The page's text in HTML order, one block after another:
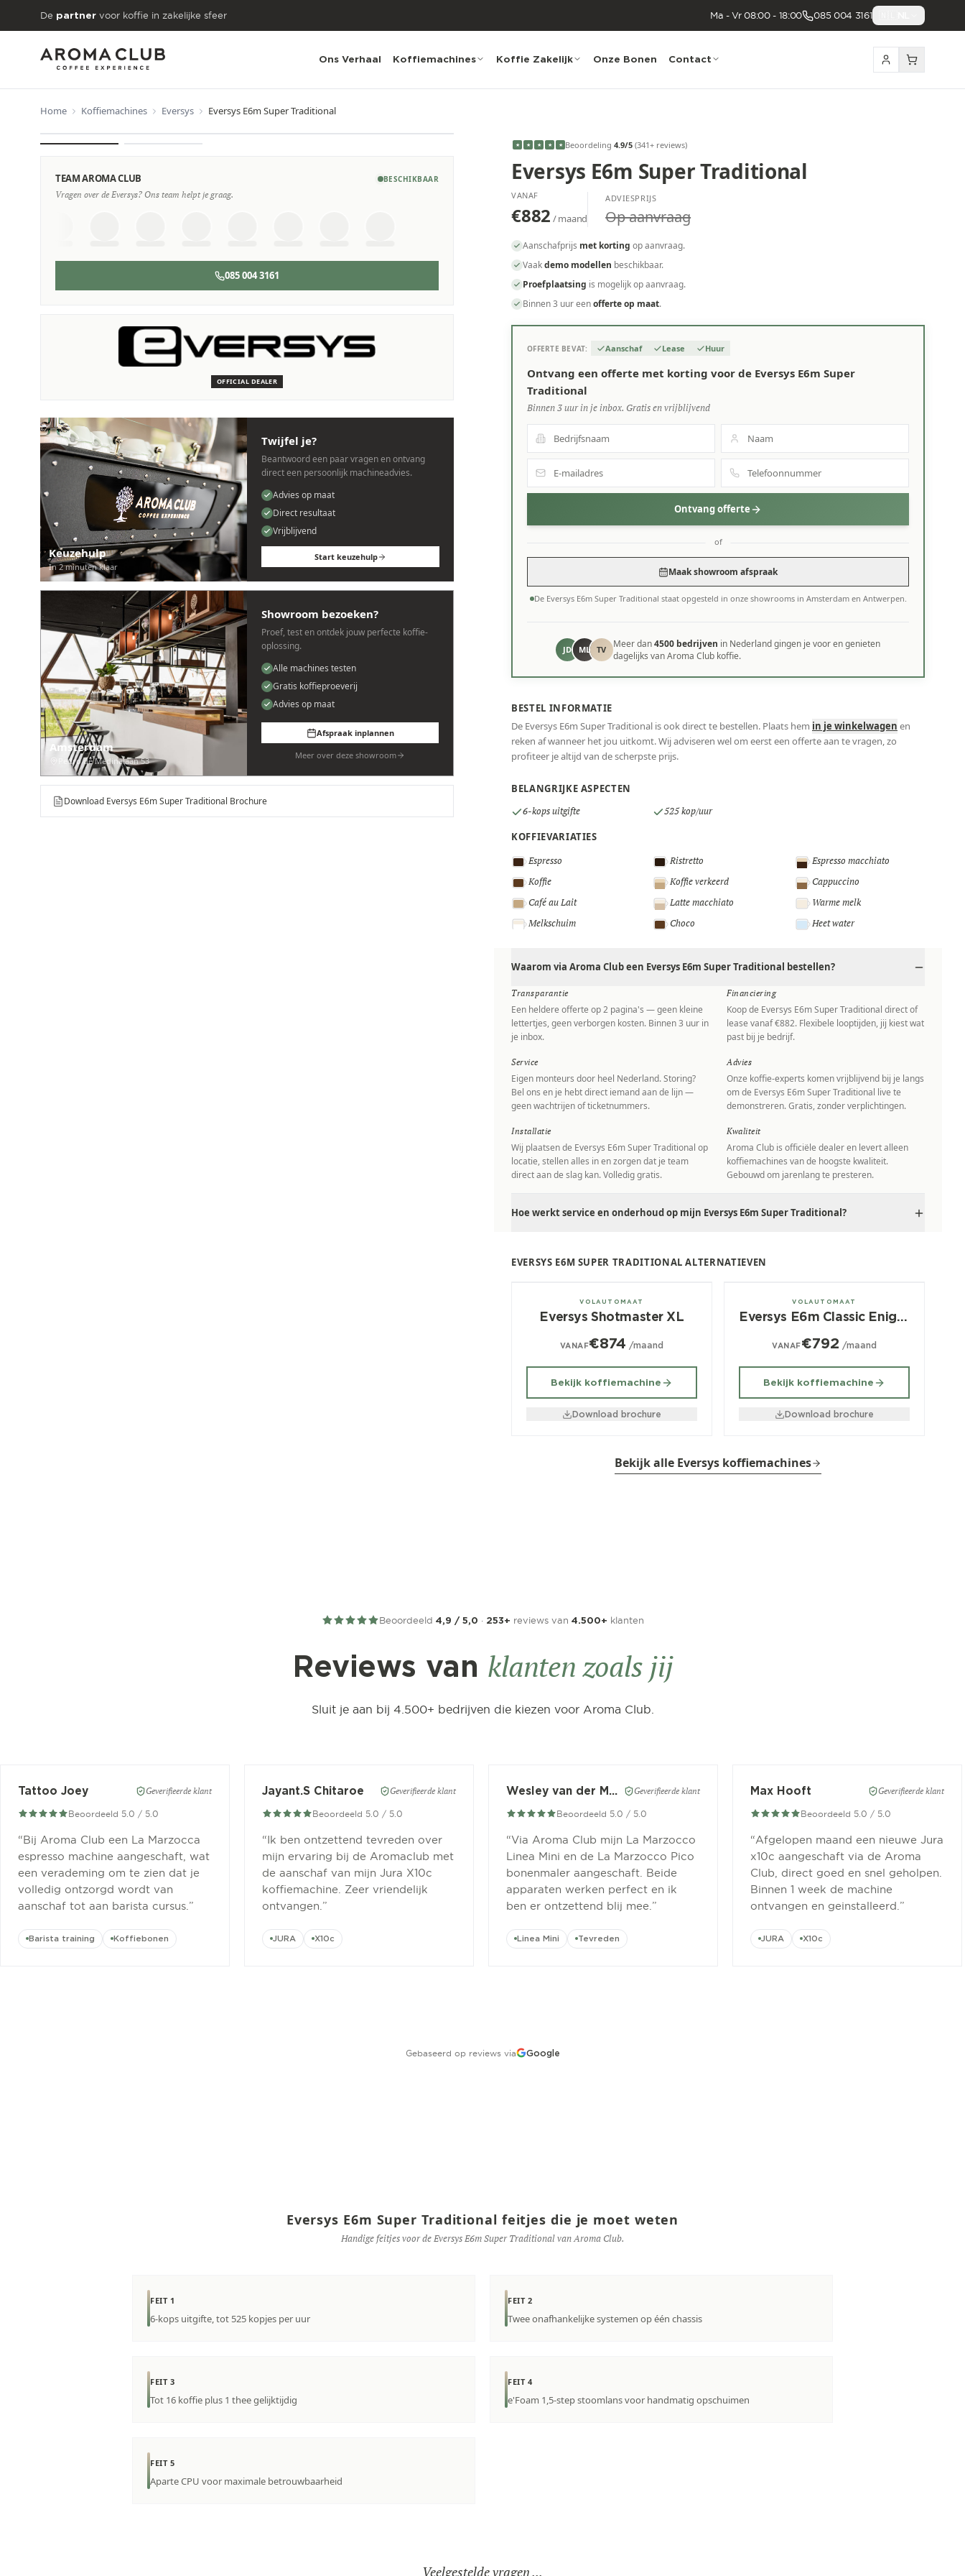
Skip to main content
De partner voor koffie in zakelijke sfeer Ma - Vr 08:00 - 18:00 085 004 3161
Ons Verhaal Koffiemachines Koffie Zakelijk Onze Bonen Contact
Home Koffiemachines Eversys Eversys E6m Super Traditional
TEAM AROMA CLUB BESCHIKBAAR
Vragen over de Eversys? Ons team helpt je graag.
085 004 3161
OFFICIAL DEALER
SERVICE & ONDERHOUD
Wij staan voor je klaar
Keuzehulp
In 2 minuten klaar
Twijfel je?
Beantwoord een paar vragen en ontvang
direct een persoonlijk machineadvies.
Advies op maat
Direct resultaat
Vrijblijvend
Start keuzehulp
Amsterdam
Pedro de Medinalaan 53
Showroom bezoeken?
Proef, test en ontdek jouw perfecte koffie-
oplossing.
Alle machines testen
Gratis koffieproeverij
Advies op maat
Afspraak inplannen
Meer over deze showroom
Download Eversys E6m Super Traditional Brochure
★ ★ ★ ★ ★ Beoordeling 4.9/5 (341+ reviews)
Eversys E6m Super Traditional
VANAF
€882 / maand
ADVIESPRIJS
Op aanvraag
Aanschafprijs met korting op aanvraag.
Vaakdemo modellen beschikbaar.
Proefplaatsing is mogelijk op aanvraag.
Binnen 3 uur eenofferte op maat.
OFFERTE BEVAT: Aanschaf Lease Huur
Ontvang een offerte met korting voor de Eversys E6m Super
Traditional
Binnen 3 uur in je inbox. Gratis en vrijblijvend
Ontvang offerte
of
Maak showroom afspraak
De Eversys E6m Super Traditional staat opgesteld in onze showrooms in Amsterdam en Antwerpen.
JD ML TV Meer dan4500 bedrijven in Nederland gingen je voor en genieten
dagelijks van Aroma Club koffie.
BESTEL INFORMATIE
De Eversys E6m Super Traditional is ook direct te bestellen. Plaats hem in je winkelwagen en
reken af wanneer het jou uitkomt. Wij adviseren wel om eerst een offerte aan te vragen, zo
profiteer je altijd van de scherpste prijs.
BELANGRIJKE ASPECTEN
6-kops uitgifte
525 kop/uur
KOFFIEVARIATIES
Espresso
Ristretto
Espresso macchiato
Koffie
Koffie verkeerd
Cappuccino
Café au Lait
Latte macchiato
Warme melk
Melkschuim
Choco Heet water
Waarom via Aroma Club een Eversys E6m Super Traditional bestellen?
Transparantie
Een heldere offerte op 2 pagina's — geen kleine
lettertjes, geen verborgen kosten. Binnen 3 uur in
je inbox.
Financiering
Koop de Eversys E6m Super Traditional direct of
lease vanaf €882. Flexibele looptijden, jij kiest wat
past bij je bedrijf.
Service
Eigen monteurs door heel Nederland. Storing?
Bel ons en je hebt direct iemand aan de lijn —
geen wachtrijen of ticketnummers.
Advies
Onze koffie-experts komen vrijblijvend bij je langs
om de Eversys E6m Super Traditional live te
demonstreren. Gratis, zonder verplichtingen.
Installatie
Wij plaatsen de Eversys E6m Super Traditional op
locatie, stellen alles in en zorgen dat je team
direct aan de slag kan. Volledig gratis.
Kwaliteit
Aroma Club is officiële dealer en levert alleen
koffiemachines van de hoogste kwaliteit.
Gebouwd om jarenlang te presteren.
Hoe werkt service en onderhoud op mijn Eversys E6m Super Traditional?
EVERSYS E6M SUPER TRADITIONAL ALTERNATIEVEN
± 700/dagVOLAUTOMAAT
Eversys Shotmaster XL
VANAF€874 /maand
Bekijk koffiemachine
Download brochure
± 525/dagVOLAUTOMAAT
Eversys E6m Classic Enigma
VANAF€792 /maand
Bekijk koffiemachine
Download brochure
Bekijk alle Eversys koffiemachines
Beoordeeld 4,9 / 5,0 · 253+ reviews van 4.500+ klanten
Reviews van klanten zoals jij
Sluit je aan bij 4.500+ bedrijven die kiezen voor Aroma Club.
Tattoo Joey Geverifieerde klant
Beoordeeld 5.0 / 5.0
“Bij Aroma Club een La Marzocca
espresso machine aangeschaft, wat
een verademing om te zien dat je
volledig ontzorgd wordt van
aanschaf tot aan barista cursus. ”
Barista training Koffiebonen
Jayant.S Chitaroe Geverifieerde klant
Beoordeeld 5.0 / 5.0
“Ik ben ontzettend tevreden over
mijn ervaring bij de Aromaclub met
de aanschaf van mijn Jura X10c
koffiemachine. Zeer vriendelijk
ontvangen. ”
JURA X10c
Wesley van der Meer Geverifieerde klant
Beoordeeld 5.0 / 5.0
“Via Aroma Club mijn La Marzocco
Linea Mini en de La Marzocco Pico
bonenmaler aangeschaft. Beide
apparaten werken perfect en ik
ben er ontzettend blij mee. ”
Linea Mini Tevreden
Max Hooft Geverifieerde klant
Beoordeeld 5.0 / 5.0
“Afgelopen maand een nieuwe Jura
x10c aangeschaft via de Aroma
Club, direct goed en snel geholpen.
Binnen 1 week de machine
ontvangen en geinstalleerd. ”
JURA X10c
Gebaseerd op reviews via Google
Eversys E6m Super Traditional feitjes die je moet weten
Handige feitjes voor de Eversys E6m Super Traditional van Aroma Club.
FEIT 1
6-kops uitgifte, tot 525 kopjes per uur
FEIT 2
Twee onafhankelijke systemen op één chassis
FEIT 3
Tot 16 koffie plus 1 thee gelijktijdig
FEIT 4
e'Foam 1,5-step stoomlans voor handmatig opschuimen
FEIT 5
Aparte CPU voor maximale betrouwbaarheid
Veelgestelde vragen ...